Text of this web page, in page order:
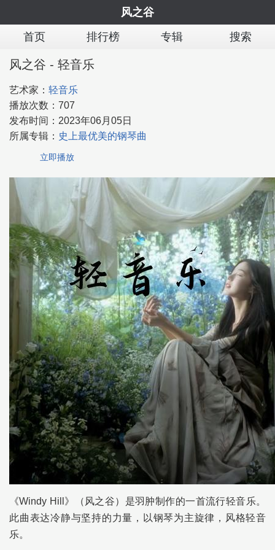
风之谷
首页
排行榜 专辑 搜索
风之谷 - 轻音乐
艺术家： 轻音乐
播放次数： 707
发布时间： 2023年06月05日
所属专辑： 史上最优美的钢琴曲
立即播放
《Windy Hill》（风之谷）是羽肿制作的一首流行轻音乐。
此曲表达冷静与坚持的力量，以钢琴为主旋律，风格轻音
乐。